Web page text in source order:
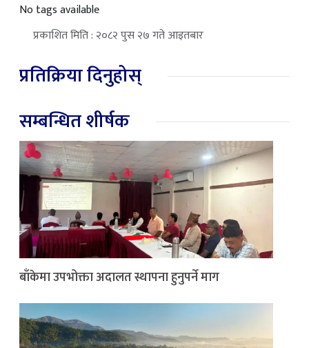
No tags available
प्रकाशित मिति : २०८२ पुस २७ गते आइतबार
प्रतिक्रिया दिनुहोस्
सम्बन्धित शीर्षक
बाँकेमा उपभोक्ता अदालत स्थापना हुनुपर्ने माग